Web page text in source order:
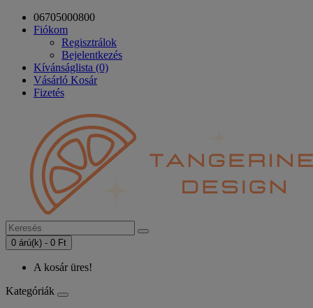
06705000800
Fiókom
Regisztrálok
Bejelentkezés
Kívánságlista (0)
Vásárló Kosár
Fizetés
0 árú(k) - 0 Ft
A kosár üres!
Kategóriák